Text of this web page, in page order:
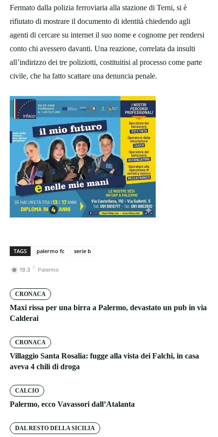
Fermato dalla polizia ferroviaria alla stazione di Terni, si è
rifiutato di mostrare il documento di identità chiedendo agli
agenti di cercare su internet il suo nome e cognome per rendersi
conto chi avessero davanti. Una reazione, correlata da insulti
all’indirizzo dei tre poliziotti, costituitisi al processo come parte
civile, che ha fatto scattare una denuncia penale.
TAGS palermo fc serie b
19.3 C Palermo
CRONACA
Maxi rissa per una birra a Palermo, devastato un pub in via
Calderai
CRONACA
Villaggio Santa Rosalia: fugge alla vista dei Falchi, in casa
aveva 4 chili di droga
CALCIO
Palermo, ecco Vavassori dall’Atalanta
DAL RESTO DELLA SICILIA